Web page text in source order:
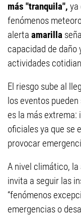
más "tranquila", ya
fenómenos
alerta amarilla
capacidad de daño
actividades
El riesgo sube al
los eventos
es la más
oficiales ya que se
provocar
A nivel climático, la
invita a seguir las
“fenómenos
emergencias o